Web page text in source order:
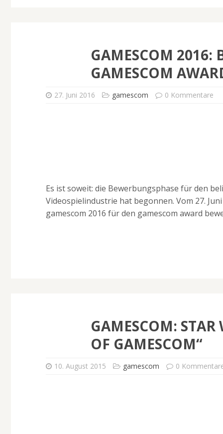
GAMESCOM 2016:
GAMESCOM
27. Juni 2016 gamescom 0 Kommentare
Es ist soweit: die Bewerbungsphase für den
Videospielindustrie hat begonnen. Vom 27.
gamescom 2016 für den gamescom award
GAMESCOM: STAR
OF GAMESCOM“
10. August 2015 gamescom 0